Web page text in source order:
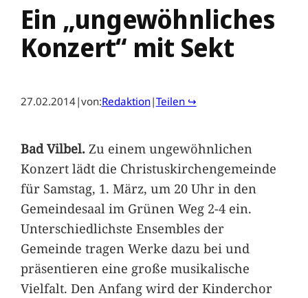
Ein „ungewöhnliches
Konzert“ mit Sekt
27.02.2014|von:Redaktion|Teilen ↪
Bad Vilbel.Zu einem ungewöhnlichen
Konzert lädt die Christuskirchengemeinde
für Samstag, 1. März, um 20 Uhr in den
Gemeindesaal im Grünen Weg 2-4 ein.
Unterschiedlichste Ensembles der
Gemeinde tragen Werke dazu bei und
präsentieren eine große musikalische
Vielfalt. Den Anfang wird der Kinderchor